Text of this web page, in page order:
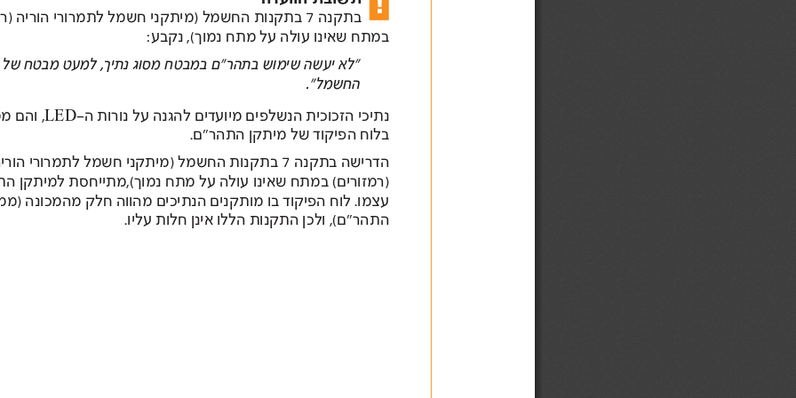
7 בתקנות החשמל )מיתקני חשמל לתמרורי הוריה )רמזורים(
בתקנה
במתח שאינו עולה על מתח נמוך(, נקבע:
"לא יעשה שימוש בתהר"ם במבטח מסוג נתיך, למעט מבטח של חברת
החשמל".
, והם ממוקמים
נתיכי הזכוכית הנשלפים מיועדים להגנה על נורות ה-LED
בלוח הפיקוד של מיתקן התהר"ם.
הדרישה בתקנה 7 בתקנות החשמל )מיתקני חשמל לתמרורי הוריה
)רמזורים( במתח שאינו עולה על מתח נמוך(,מתייחסת למיתקן התהר"ם
עצמו. לוח הפיקוד בו מותקנים הנתיכים מהווה חלק מהמכונה )ממיתקן
התהר"ם(, ולכן התקנות הללו אינן חלות עליו.